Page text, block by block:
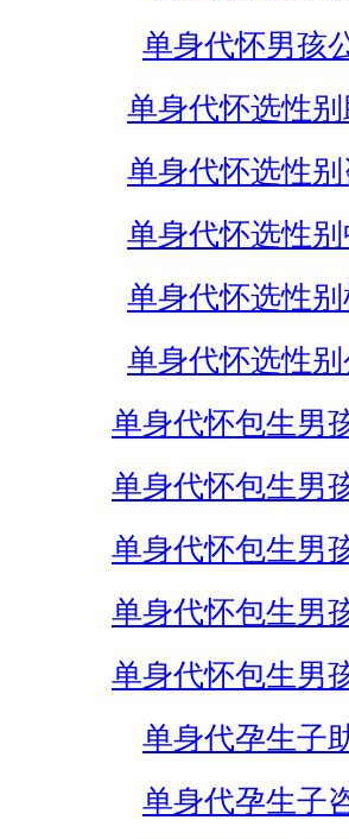
单身代怀男孩
单身代怀选性
单身代怀选性别
单身代怀选性
单身代怀选性别
单身代怀选性别
单身代怀包生男
单身代怀包生男
单身代怀包生男
单身代怀包生男
单身代怀包生男
单身代孕生子
单身代孕生子